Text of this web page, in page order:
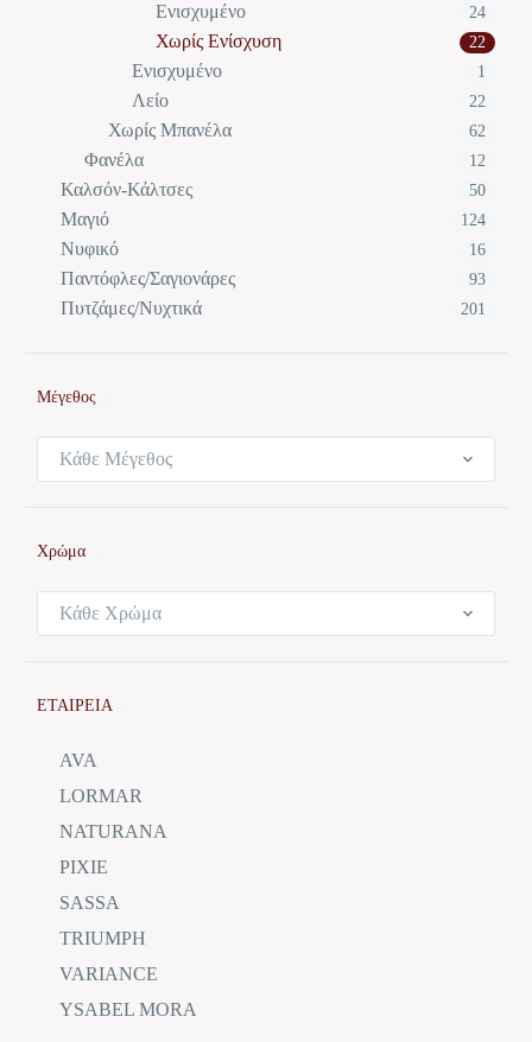
Ενισχυμένο 24
Χωρίς Ενίσχυση 22
Ενισχυμένο 1
Λείο 22
Χωρίς Μπανέλα 62
Φανέλα 12
Καλσόν-Κάλτσες 50
Μαγιό 124
Νυφικό 16
Παντόφλες/Σαγιονάρες 93
Πυτζάμες/Νυχτικά 201
Μέγεθος
Κάθε Μέγεθος
Χρώμα
Κάθε Χρώμα
ΕΤΑΙΡΕΙΑ
AVA
LORMAR
NATURANA
PIXIE
SASSA
TRIUMPH
VARIANCE
YSABEL MORA